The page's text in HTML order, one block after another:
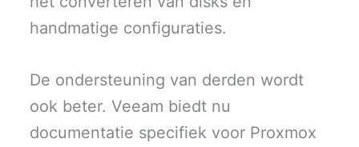
handmatige configuraties.
De ondersteuning van derden wordt
ook beter. Veeam biedt nu
documentatie specifiek voor Proxmox